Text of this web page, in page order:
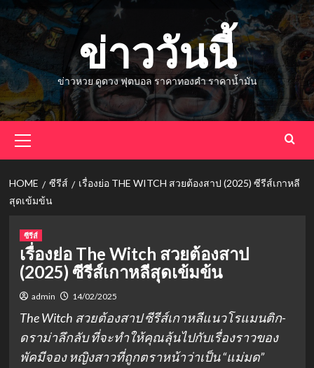
Skip
ข่าววันนี้
ข่าวหวย ดูดวง ฟุตบอล ราคาทองคำ ราคาน้ำมัน
Menu
HOME ซีรีส์
เรื่องย่อ THE WITCH สวยต้องสาป (2025) ซีรีส์เกาหลี
สุดเข้มข้น
ซีรีส์
เรื่องย่อ The Witch สวยต้องสาป
(2025) ซีรีส์เกาหลีสุดเข้มข้น
admin 14/02/2025
The Witch สวยต้องสาป ซีรีส์เกาหลีแนวโรแมนติก-
ดราม่าลึกลับ ที่จะทำให้คุณลุ้นไปกับเรื่องราวของ
พัคมีจอง หญิงสาวที่ถูกตราหน้าว่าเป็น “แม่มด”